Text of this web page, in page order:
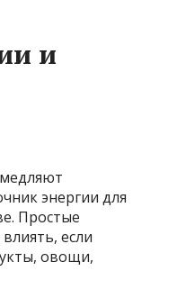
и
энергии для
Простые
если
овощи,